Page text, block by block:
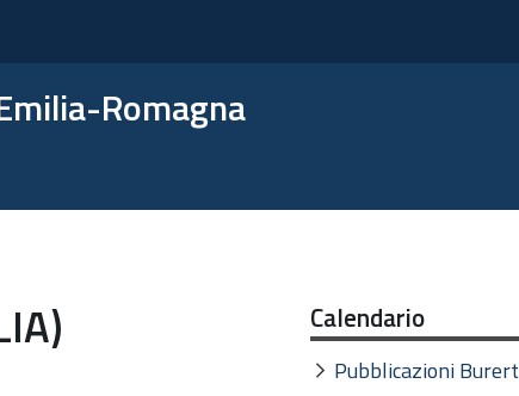
Romagna
Calendario
Pubblicazioni